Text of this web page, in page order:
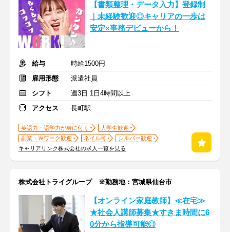
【書類整理・データ入力】登録制
｜未経験歓迎◎キャリアの一歩は
安定×事務デビューから！
給与
時給1500円
雇用形態
派遣社員
シフト
週3日 1日4時間以上
アクセス
長町駅
英語力・語学力が身に付く
大学生歓迎
副業・Ｗワーク歓迎
ネイル可
シルバー歓迎
キャリアリンク株式会社の求人一覧を見る
株式会社トライグループ ※勤務地：宮城県仙台市
【オンライン家庭教師】≪在宅≫
★社会人講師募集★すきま時間に6
0分から指導可能◎